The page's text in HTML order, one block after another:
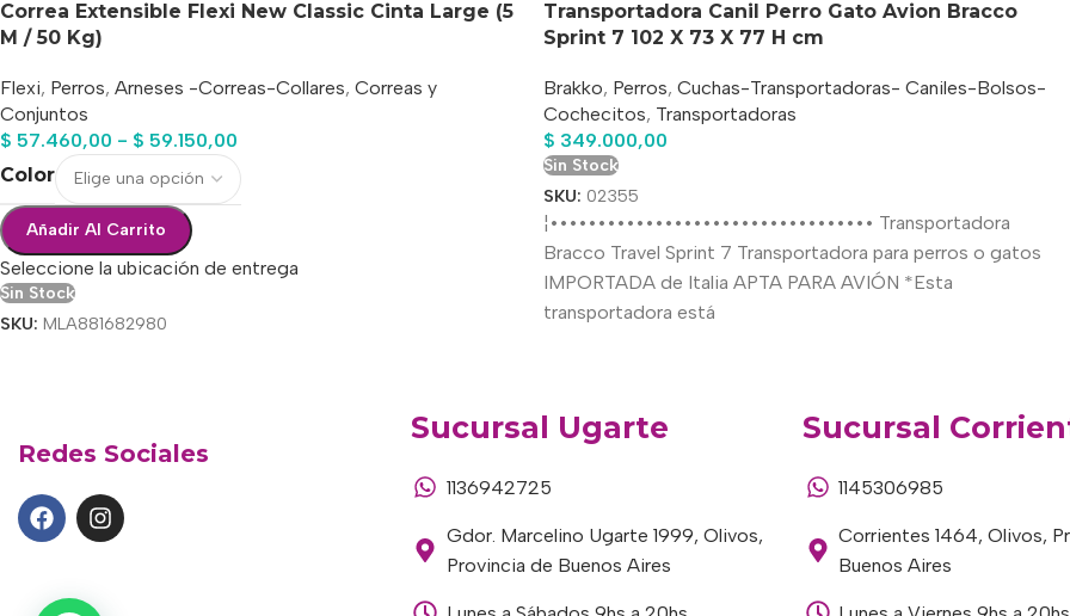
Correa Extensible Flexi New Classic Cinta Large (5
M / 50 Kg)
Flexi, Perros, Arneses -Correas-Collares, Correas y
Conjuntos
$ 57.460,00 - $ 59.150,00
Color
Añadir Al Carrito
Seleccione la ubicación de entrega
Sin Stock
SKU: MLA881682980
Transportadora Canil Perro Gato Avion Bracco
Sprint 7 102 X 73 X 77 H cm
Brakko, Perros, Cuchas-Transportadoras- Caniles-Bolsos-
Cochecitos, Transportadoras
$ 349.000,00
Sin Stock
SKU: 02355
¦•••••••••••••••••••••••••••••••••• Transportadora
Bracco Travel Sprint 7 Transportadora para perros o gatos
IMPORTADA de Italia APTA PARA AVIÓN *Esta
transportadora está
Redes Sociales
Sucursal Ugarte
1136942725
Gdor. Marcelino Ugarte 1999, Olivos,
Provincia de Buenos Aires
Sucursal
1145306985
Corrientes 1464, Olivos,
Buenos Aires